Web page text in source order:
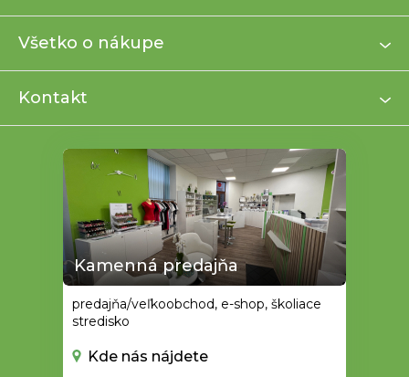
p
t
Všetko o nákupe
Kontakt
Kamenná predajňa
predajňa/veľkoobchod, e-shop, školiace
stredisko
Kde nás nájdete